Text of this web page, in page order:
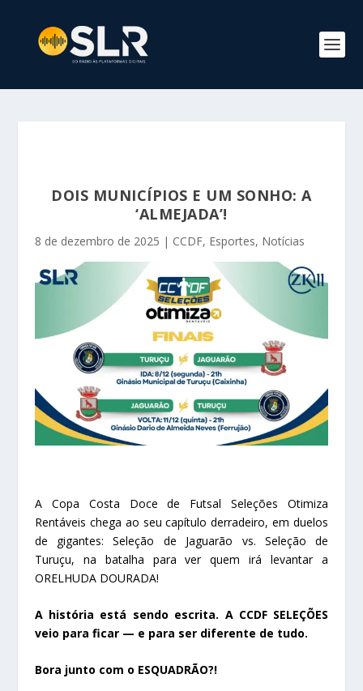
DOIS MUNICÍPIOS E UM SONHO: A
‘ALMEJADA’!
8 de dezembro de 2025 | CCDF, Esportes, Notícias
A Copa Costa Doce de Futsal Seleções Otimiza
Rentáveis chega ao seu capítulo derradeiro, em duelos
de gigantes: Seleção de Jaguarão vs. Seleção de
Turuçu, na batalha para ver quem irá levantar a
ORELHUDA DOURADA!
A história está sendo escrita. A CCDF SELEÇÕES
veio para ficar — e para ser diferente de tudo.
Bora junto com o ESQUADRÃO?!